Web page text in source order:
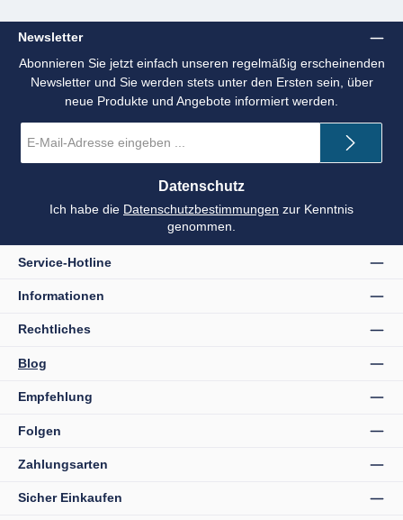
Newsletter
Abonnieren Sie jetzt einfach unseren regelmäßig erscheinenden
Newsletter und Sie werden stets unter den Ersten sein, über
neue Produkte und Angebote informiert werden.
Mail-
*
Datenschutz
Ich habe die Datenschutzbestimmungen zur Kenntnis
genommen.
Service-Hotline
Informationen
Rechtliches
Blog
Empfehlung
Folgen
Zahlungsarten
Sicher Einkaufen